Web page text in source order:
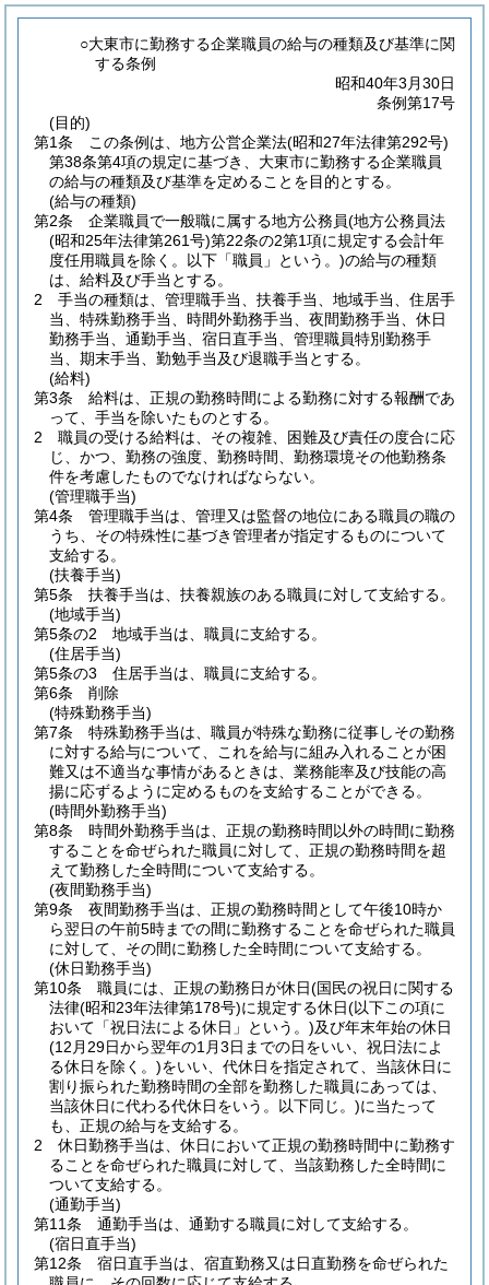
○大東市に勤務する企業職員の給与の種類及び基準に関
する条例
昭和40年3月30日
条例第17号
(目的)
第1条
この条例は、地方公営企業法(昭和27年法律第292号)
第38条第4項の規定に基づき、大東市に勤務する企業職員
の給与の種類及び基準を定めることを目的とする。
(給与の種類)
第2条
企業職員で一般職に属する地方公務員(地方公務員法
(昭和25年法律第261号)第22条の2第1項に規定する会計年
度任用職員を除く。以下「職員」という。)の給与の種類
は、給料及び手当とする。
2
手当の種類は、管理職手当、扶養手当、地域手当、住居手
当、特殊勤務手当、時間外勤務手当、夜間勤務手当、休日
勤務手当、通勤手当、宿日直手当、管理職員特別勤務手
当、期末手当、勤勉手当及び退職手当とする。
(給料)
第3条
給料は、正規の勤務時間による勤務に対する報酬であ
って、手当を除いたものとする。
2
職員の受ける給料は、その複雑、困難及び責任の度合に応
じ、かつ、勤務の強度、勤務時間、勤務環境その他勤務条
件を考慮したものでなければならない。
(管理職手当)
第4条
管理職手当は、管理又は監督の地位にある職員の職の
うち、その特殊性に基づき管理者が指定するものについて
支給する。
(扶養手当)
第5条
扶養手当は、扶養親族のある職員に対して支給する。
(地域手当)
第5条の2
地域手当は、職員に支給する。
(住居手当)
第5条の3
住居手当は、職員に支給する。
第6条
削除
(特殊勤務手当)
第7条
特殊勤務手当は、職員が特殊な勤務に従事しその勤務
に対する給与について、これを給与に組み入れることが困
難又は不適当な事情があるときは、業務能率及び技能の高
揚に応ずるように定めるものを支給することができる。
(時間外勤務手当)
第8条
時間外勤務手当は、正規の勤務時間以外の時間に勤務
することを命ぜられた職員に対して、正規の勤務時間を超
えて勤務した全時間について支給する。
(夜間勤務手当)
第9条
夜間勤務手当は、正規の勤務時間として午後10時か
ら翌日の午前5時までの間に勤務することを命ぜられた職員
に対して、その間に勤務した全時間について支給する。
(休日勤務手当)
第10条
職員には、正規の勤務日が休日(国民の祝日に関する
法律(昭和23年法律第178号)に規定する休日(以下この項に
おいて「祝日法による休日」という。)及び年末年始の休日
(12月29日から翌年の1月3日までの日をいい、祝日法によ
る休日を除く。)をいい、代休日を指定されて、当該休日に
割り振られた勤務時間の全部を勤務した職員にあっては、
当該休日に代わる代休日をいう。以下同じ。)に当たって
も、正規の給与を支給する。
2
休日勤務手当は、休日において正規の勤務時間中に勤務す
ることを命ぜられた職員に対して、当該勤務した全時間に
ついて支給する。
(通勤手当)
第11条
通勤手当は、通勤する職員に対して支給する。
(宿日直手当)
第12条
宿日直手当は、宿直勤務又は日直勤務を命ぜられた